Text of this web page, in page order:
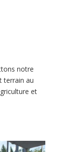
notre
terrain au
et